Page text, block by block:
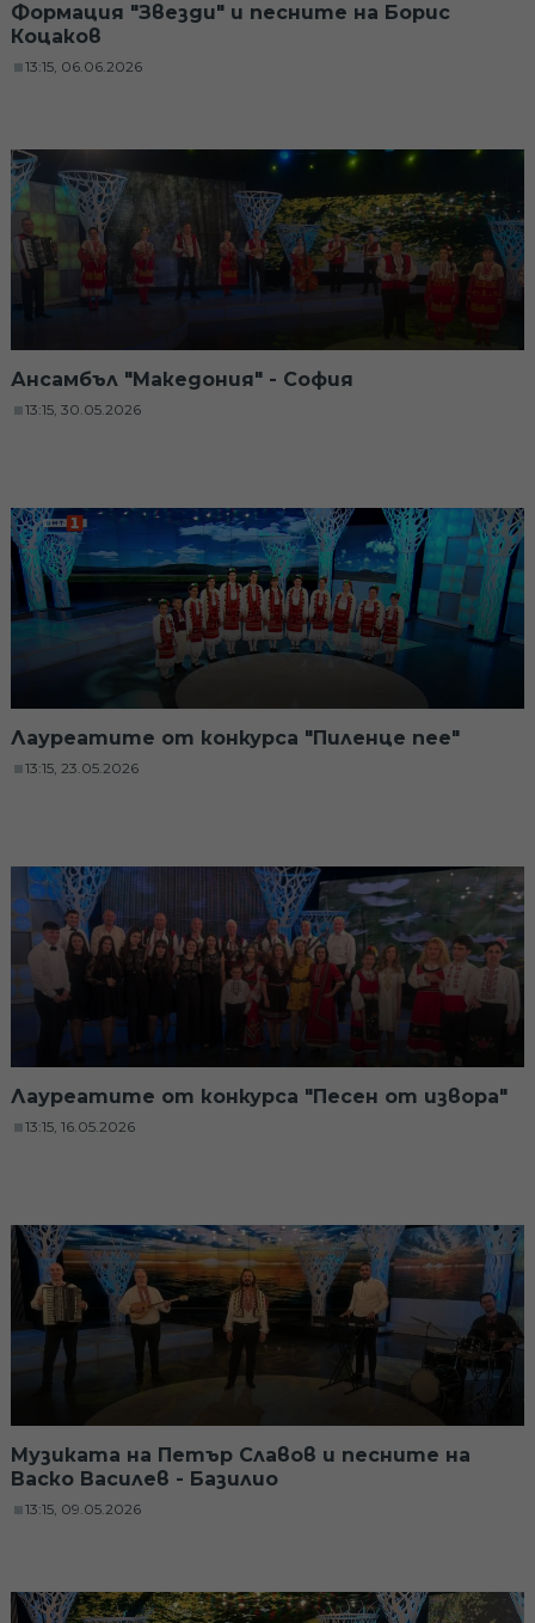
Формация "Звезди" и песните на Борис
Коцаков
13:15, 06.06.2026
Ансамбъл "Македония" - София
13:15, 30.05.2026
Лауреатите от конкурса "Пиленце пее"
13:15, 23.05.2026
Лауреатите от конкурса "Песен от извора"
13:15, 16.05.2026
Музиката на Петър Славов и песните на
Васко Василев - Базилио
13:15, 09.05.2026